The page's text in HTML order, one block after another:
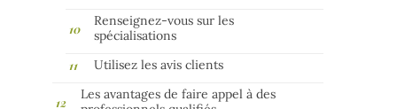
Renseignez-vous sur les
spécialisations
Utilisez les avis clients
Les avantages de faire appel à des